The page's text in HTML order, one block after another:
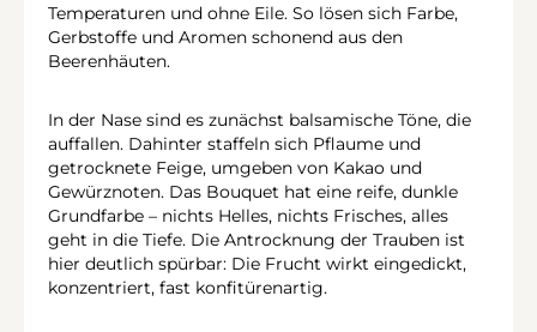
Temperaturen und ohne Eile. So lösen sich Farbe,
Gerbstoffe und Aromen schonend aus den
Beerenhäuten.
In der Nase sind es zunächst balsamische Töne, die
auffallen. Dahinter staffeln sich Pflaume und
getrocknete Feige, umgeben von Kakao und
Gewürznoten. Das Bouquet hat eine reife, dunkle
Grundfarbe – nichts Helles, nichts Frisches, alles
geht in die Tiefe. Die Antrocknung der Trauben ist
hier deutlich spürbar: Die Frucht wirkt eingedickt,
konzentriert, fast konfitürenartig.